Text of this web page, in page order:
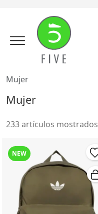
Mujer
Mujer
233 artículos mostrados
NEW